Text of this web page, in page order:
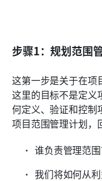
步骤1：规划范围
这第一步是关于在
这里的目标不是定义
何定义、验证和控制
项目范围管理计划，
谁负责管理范围
我们将如何从